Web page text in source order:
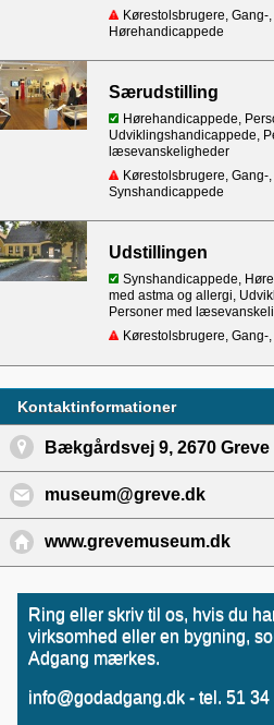
Kørestolsbrugere,
Hørehandicappede
Særudstilling
Hørehandicappede,
Udviklingshandicappede,
læsevanskeligheder
Kørestolsbrugere,
Synshandicappede
Udstillingen
Synshandicappede,
med astma og allergi,
Personer med
Kørestolsbrugere,
Kontaktinformationer
Bækgårdsvej 9, 2670 Greve
museum@greve.dk
www.grevemuseum.dk
Ring eller skriv til os, hvis du
virksomhed eller en bygning,
Adgang mærkes.
info@godadgang.dk - tel. 51 34